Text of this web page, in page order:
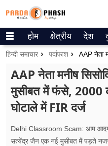
Trending on Google
वेब स्टोरीज
उत्तर प्रदेश
गैलरी
होम क्षेत्रीय देश
हिन्दी समाचार पर्दाफाश
AAP नेता मनीष
मुसीबत में फंसे, 2000
घोटाले में FIR दर्ज
Delhi Classroom Scam: आम आदमी
सत्येंद्र जैन एक नई मुसीबत में पड़ते